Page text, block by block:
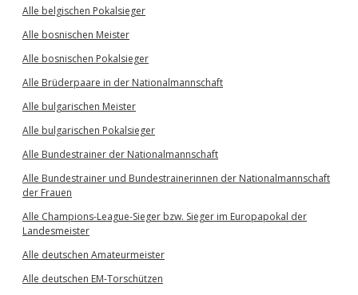
Alle belgischen Pokalsieger
Alle bosnischen Meister
Alle bosnischen Pokalsieger
Alle Brüderpaare in der Nationalmannschaft
Alle bulgarischen Meister
Alle bulgarischen Pokalsieger
Alle Bundestrainer der Nationalmannschaft
Alle Bundestrainer und Bundestrainerinnen der Nationalmannschaft
der Frauen
Alle Champions-League-Sieger bzw. Sieger im Europapokal der
Landesmeister
Alle deutschen Amateurmeister
Alle deutschen EM-Torschützen